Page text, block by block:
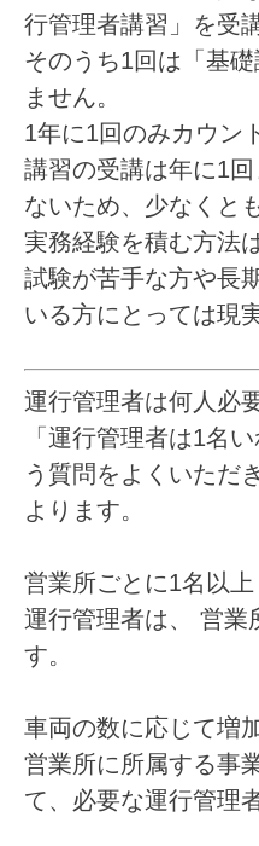
行管理者講習」を受
そのうち1回は「基
ません。
1年に1回のみカウン
講習の受講は年に1
ないため、少なくと
実務経験を積む方法
試験が苦手な方や長
いる方にとっては現
運行管理者は何人必
「運行管理者は1名
う質問をよくいただ
よります。
営業所ごとに1名以上
運行管理者は、 営業
す。
車両の数に応じて増
営業所に所属する事
て、必要な運行管理